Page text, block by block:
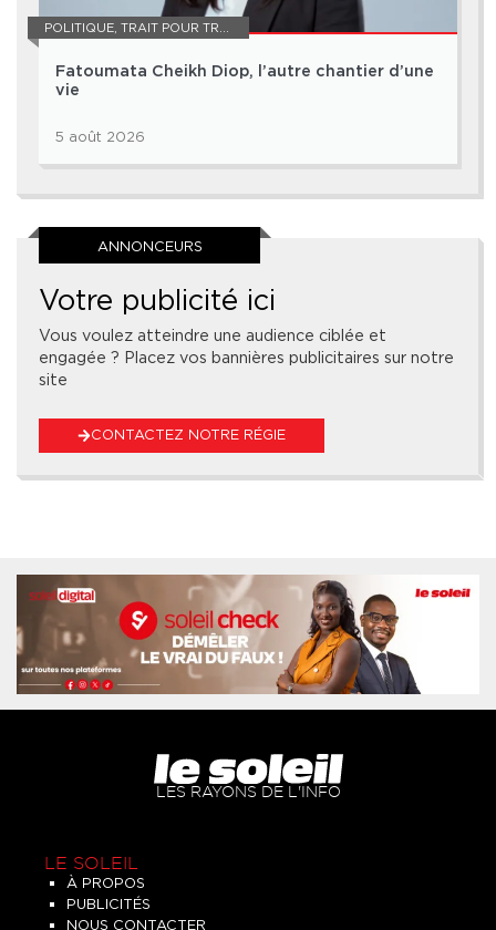
POLITIQUE, TRAIT POUR TRAIT
Fatoumata Cheikh Diop, l’autre chantier d’une
vie
5 août 2026
ANNONCEURS
Votre publicité ici
Vous voulez atteindre une audience ciblée et
engagée ? Placez vos bannières publicitaires sur notre
site
CONTACTEZ NOTRE RÉGIE
LES RAYONS DE L'INFO
LE SOLEIL
À PROPOS
PUBLICITÉS
NOUS CONTACTER